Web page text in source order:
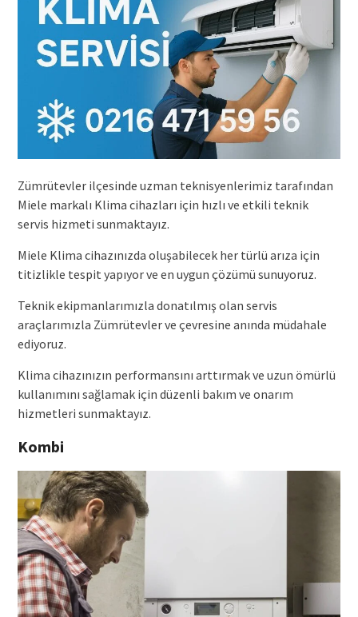
Zümrütevler ilçesinde uzman teknisyenlerimiz tarafından
Miele markalı Klima cihazları için hızlı ve etkili teknik
servis hizmeti sunmaktayız.
Miele Klima cihazınızda oluşabilecek her türlü arıza için
titizlikle tespit yapıyor ve en uygun çözümü sunuyoruz.
Teknik ekipmanlarımızla donatılmış olan servis
araçlarımızla Zümrütevler ve çevresine anında müdahale
ediyoruz.
Klima cihazınızın performansını arttırmak ve uzun ömürlü
kullanımını sağlamak için düzenli bakım ve onarım
hizmetleri sunmaktayız.
Kombi